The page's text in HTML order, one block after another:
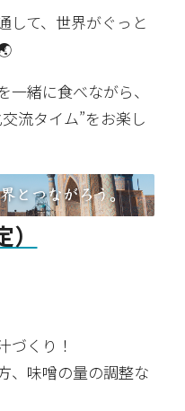
して、世界がぐっと
緒に食べながら、
流タイム”をお楽し
づくり！
、味噌の量の調整な